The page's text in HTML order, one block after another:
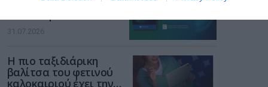
για τη χρηματοδότηση
επιχειρήσεων στον
χώρο της άμυνας
31.07.2026
Η πιο ταξιδιάρικη
βαλίτσα του φετινού
καλοκαιριού έχει την